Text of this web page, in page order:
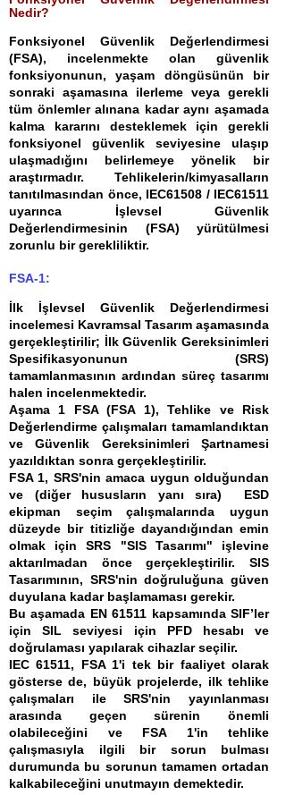
Nedir?
Fonksiyonel Güvenlik Değerlendirmesi
(FSA), incelenmekte olan güvenlik
fonksiyonunun, yaşam döngüsünün bir
sonraki aşamasına ilerleme veya gerekli
tüm önlemler alınana kadar aynı aşamada
kalma kararını desteklemek için gerekli
fonksiyonel güvenlik seviyesine ulaşıp
ulaşmadığını belirlemeye yönelik bir
araştırmadır. Tehlikelerin/kimyasalların
tanıtılmasından önce, IEC61508 / IEC61511
uyarınca İşlevsel Güvenlik
Değerlendirmesinin (FSA) yürütülmesi
zorunlu bir gerekliliktir.
FSA-1:
İlk İşlevsel Güvenlik Değerlendirmesi
incelemesi Kavramsal Tasarım aşamasında
gerçekleştirilir; İlk Güvenlik Gereksinimleri
Spesifikasyonunun (SRS)
tamamlanmasının ardından süreç tasarımı
halen incelenmektedir.
Aşama 1 FSA (FSA 1), Tehlike ve Risk
Değerlendirme çalışmaları tamamlandıktan
ve Güvenlik Gereksinimleri Şartnamesi
yazıldıktan sonra gerçekleştirilir.
FSA 1, SRS'nin amaca uygun olduğundan
ve (diğer hususların yanı sıra) ESD
ekipman seçim çalışmalarında uygun
düzeyde bir titizliğe dayandığından emin
olmak için SRS "SIS Tasarımı" işlevine
aktarılmadan önce gerçekleştirilir. SIS
Tasarımının, SRS'nin doğruluğuna güven
duyulana kadar başlamaması gerekir.
Bu aşamada EN 61511 kapsamında SIF’ler
için SIL seviyesi için PFD hesabı ve
doğrulaması yapılarak cihazlar seçilir.
IEC 61511, FSA 1'i tek bir faaliyet olarak
gösterse de, büyük projelerde, ilk tehlike
çalışmaları ile SRS'nin yayınlanması
arasında geçen sürenin önemli
olabileceğini ve FSA 1'in tehlike
çalışmasıyla ilgili bir sorun bulması
durumunda bu sorunun tamamen ortadan
kalkabileceğini unutmayın demektedir.